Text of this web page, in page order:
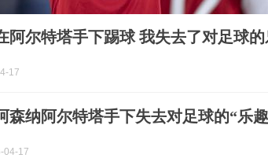
阿尔特塔手下踢球 我失去了对足球的
17
森纳阿尔特塔手下失去对足球的“乐
04-17